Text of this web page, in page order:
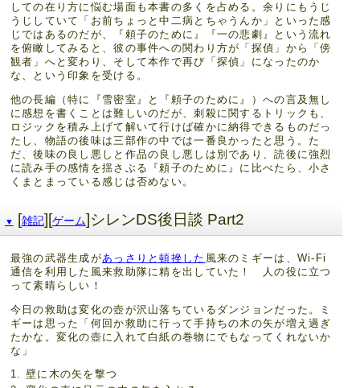
しての在り方に悩む場面も本書の多くを占める。余りにもうじ
うじしていて「お前ちょっと中二病とちゃうんか」といった感
じではあるのだが、『頼子のために』『一の悲劇』という流れ
を俯瞰してみると、彼の事件への関わり方が「探偵」から「傍
観者」へと変わり、そして本作で再び「探偵」になったのか
な、という印象を受ける。
他の長編（特に『雪密室』と『頼子のために』）への言及無し
に感想を書くことは難しいのだが、刺殺に関するトリックも、
ロジックを積み上げて解いて行けば確かに納得できるものだっ
たし、物語の後味は三部作の中では一番良かったと思う。た
だ、後味の良し悪しと作品の良し悪しは別であり、読後に強烈
に読み手の感情を揺さぶる『頼子のために』に比べたら、小さ
くまとまっている感じは否めない。
▼ [雑記][ゲーム]シレンDS後日談 Part2
最強の武器生成があっさりと頓挫した 風来のミギーは、Wi-Fi
通信を利用した風来救助隊に精を出していた！ 人の役に立つ
って素晴らしい！
今日の救助は変化の壺が沢山落ちているダンジョンだった。ミ
ギーは思った「何回か救助に行って手持ちの木の矢が増え過ぎ
たかな。変化の壺に入れて白紙の巻物にでもなってくれないか
な」
壁に木の矢を撃つ